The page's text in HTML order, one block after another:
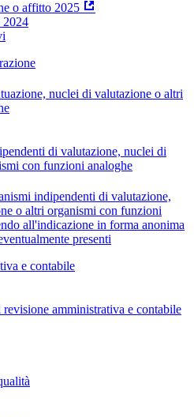
o affitto 2025
2024
nuclei di valutazione o altri
di valutazione, nuclei di
con funzioni analoghe
indipendenti di valutazione,
o altri organismi con funzioni
all'indicazione in forma anonima
presenti
e contabile
amministrativa e contabile